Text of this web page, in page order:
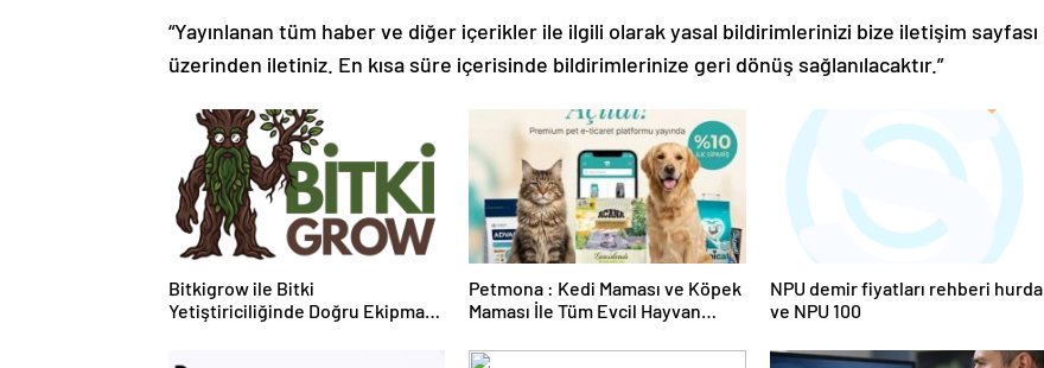
“Yayınlanan tüm haber ve diğer içerikler ile ilgili olarak yasal bildirimlerinizi bize iletişim sayfası
üzerinden iletiniz. En kısa süre içerisinde bildirimlerinize geri dönüş sağlanılacaktır.”
Bitkigrow ile Bitki
Yetiştiriciliğinde Doğru Ekipman
Petmona : Kedi Maması ve Köpek
Maması İle Tüm Evcil Hayvan
NPU demir fiyatları rehberi hurda
ve NPU 100